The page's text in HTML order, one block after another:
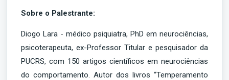
Sobre o Palestrante:
Diogo Lara - médico psiquiatra, PhD em neurociências,
psicoterapeuta, ex-Professor Titular e pesquisador da
PUCRS, com 150 artigos científicos em neurociências
do comportamento. Autor dos livros “Temperamento